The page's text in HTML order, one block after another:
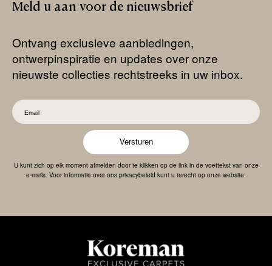
Meld u aan voor de nieuwsbrief
Ontvang exclusieve aanbiedingen,
ontwerpinspiratie en updates over onze
nieuwste collecties rechtstreeks in uw inbox.
Versturen
U kunt zich op elk moment afmelden door te klikken op de link in de voettekst van onze
e-mails. Voor informatie over ons privacybeleid kunt u terecht op onze website.